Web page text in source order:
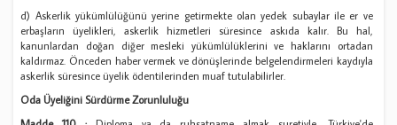
d) Askerlik yükümlülüğünü yerine getirmekte olan yedek subaylar ile er ve
erbaşların üyelikleri, askerlik hizmetleri süresince askıda kalır. Bu hal,
kanunlardan doğan diğer mesleki yükümlülüklerini ve haklarını ortadan
kaldırmaz. Önceden haber vermek ve dönüşlerinde belgelendirmeleri kaydıyla
askerlik süresince üyelik ödentilerinden muaf tutulabilirler.
Oda Üyeliğini Sürdürme Zorunluluğu